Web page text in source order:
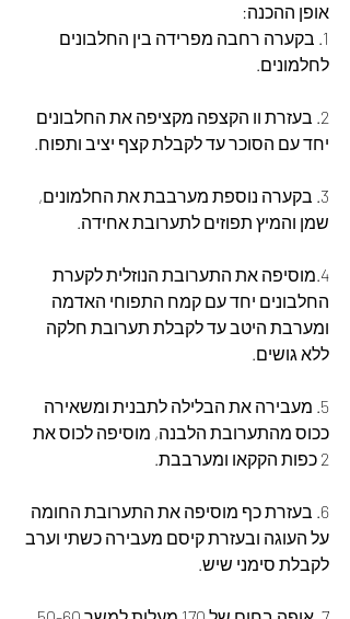
אופן ההכנה:
1. בקערה רחבה מפרידה בין החלבונים
לחלמונים.
2. בעזרת וו הקצפה מקציפה את החלבונים
יחד עם הסוכר עד לקבלת קצף יציב ותפוח.
3. בקערה נוספת מערבבת את החלמונים,
שמן והמיץ תפוזים לתערובת אחידה.
4.מוסיפה את התערובת הנוזלית לקערת
החלבונים יחד עם קמח התפוחי האדמה
ומערבת היטב עד לקבלת תערובת חלקה
ללא גושים.
5. מעבירה את הבלילה לתבנית ומשאירה
ככוס מהתערובת הלבנה, מוסיפה לכוס את
2 כפות הקקאו ומערבבת.
6. בעזרת כף מוסיפה את התערובת החומה
על העוגה ובעזרת קיסם מעבירה כשתי וערב
לקבלת סימני שיש.